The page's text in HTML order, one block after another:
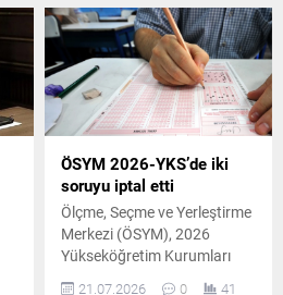
vurgulayarak doğru tercih
sürecinin püf noktalarını
paylaştı.
ÖSYM 2026-YKS’de iki
soruyu iptal etti
Ölçme, Seçme ve Yerleştirme
Merkezi (ÖSYM), 2026
Yükseköğretim Kurumları
21.07.2026 0 41